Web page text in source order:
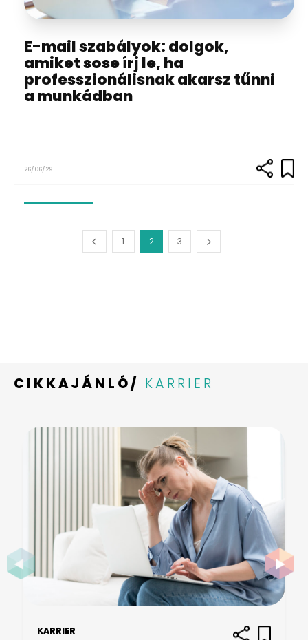
E-mail szabályok: dolgok,
amiket sose írj le, ha
professzionálisnak akarsz tűnni
a munkádban
26/06/29
1 2 3
CIKKAJÁNLÓ/ KARRIER
KARRIER